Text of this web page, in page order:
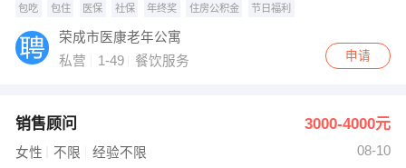
12000-20000元
其他
财务会计 传单派发
超市零售
快递员
包吃 包住 医保 社保 年终奖 住房公积金 节日福利
荣成市医康老年公寓
私营
1-49 餐饮服务 申请
销售顾问 3000-4000元
女性 不限 经验不限
08-10